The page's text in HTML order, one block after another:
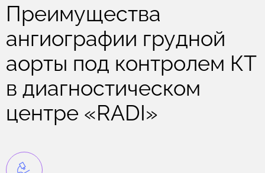
Преимущества
ангиографии грудной
аорты под контролем КТ
в диагностическом
центре «RADI»